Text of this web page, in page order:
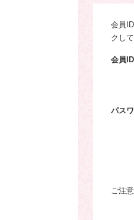
会員
クし
会員ID
パス
ご注意